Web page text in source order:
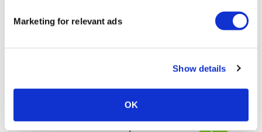
Marketing for relevant ads
Show details
OK
CureTape® Standard Schere